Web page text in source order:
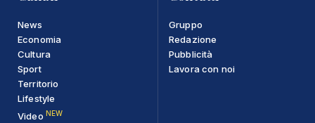
News
Economia
Cultura
Sport
Territorio
Lifestyle
Video NEW
Gruppo
Redazione
Pubblicità
Lavora con noi